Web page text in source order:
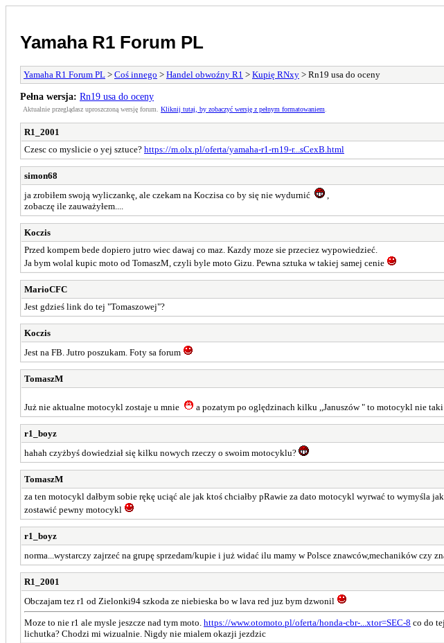
Yamaha R1 Forum PL
Yamaha R1 Forum PL > Coś innego > Handel obwoźny R1 > Kupię RNxy > Rn19 usa do oceny
Pełna wersja: Rn19 usa do oceny
Aktualnie przeglądasz uproszczoną wersję forum. Kliknij tutaj, by zobaczyć wersję z pełnym formatowaniem
R1_2001
Czesc co myslicie o yej sztuce? https://m.olx.pl/oferta/yamaha-r1-rn19-r...sCexB.html
simon68
ja zrobiłem swoją wyliczankę, ale czekam na Koczisa co by się nie wydurnić
zobaczę ile zauważyłem....
Koczis
Przed kompem bede dopiero jutro wiec dawaj co maz. Kazdy moze sie przeciez wypowiedzieć.
Ja bym wolal kupic moto od TomaszM, czyli byle moto Gizu. Pewna sztuka w takiej samej cenie
MarioCFC
Jest gdzieś link do tej "Tomaszowej"?
Koczis
Jest na FB. Jutro poszukam. Foty sa forum
TomaszM
Już nie aktualne motocykl zostaje u mnie a pozatym po oględzinach kilku ,,Januszów " to motocykl nie
r1_boyz
hahah czyżbyś dowiedział się kilku nowych rzeczy o swoim motocyklu?
TomaszM
za ten motocykl dałbym sobie rękę uciąć ale jak ktoś chciałby pRawie za dato motocykl wyrwać to wymyśla
zostawić pewny motocykl
r1_boyz
norma...wystarczy zajrzeć na grupę sprzedam/kupie i już widać ilu mamy w Polsce znawców,mechaników czy
R1_2001
Obczajam tez r1 od Zielonki94 szkoda ze niebieska bo w lava red juz bym dzwonil
Moze to nie r1 ale mysle jeszcze nad tym moto. https://www.otomoto.pl/oferta/honda-cbr-...xtor=SEC-8 co do
lichutka? Chodzi mi wizualnie. Nigdy nie mialem okazji jezdzic